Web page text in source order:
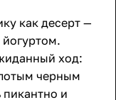
как десерт —
ход:
черным
и